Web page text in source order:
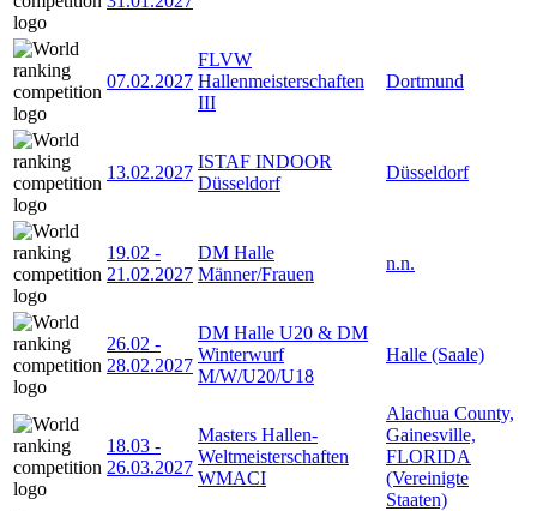
07.02.2027
FLVW
Hallenmeisterschaften
III
Dortmund
13.02.2027
ISTAF INDOOR
Düsseldorf
Düsseldorf
19.02 -
21.02.2027
DM Halle
Männer/Frauen
n.n.
26.02 -
28.02.2027
DM Halle U20 & DM
Winterwurf
M/W/U20/U18
Halle (Saale)
18.03 -
26.03.2027
Masters Hallen-
Weltmeisterschaften
WMACI
Alachua County,
Gainesville,
FLORIDA
(Vereinigte
Staaten)